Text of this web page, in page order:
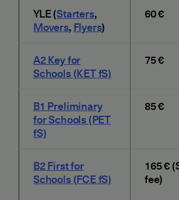
YLE (Starters,
Movers,Flyers)
60 €
A2 Key for
Schools (KET fS)
75 €
B1 Preliminary
for Schools (PET
fS)
85 €
B2 First for
Schools (FCE fS)
165 €
fee)